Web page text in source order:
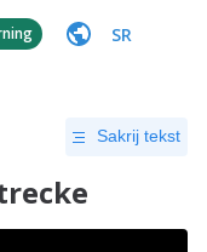
SR
Sakrij tekst